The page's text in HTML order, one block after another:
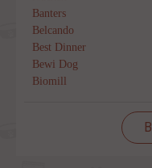
Banters
Belcando
Best Dinner
Bewi Dog
Biomill